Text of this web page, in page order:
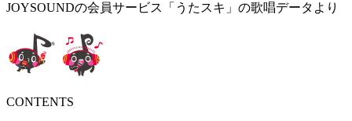
JOYSOUNDの会員サービス「うたスキ」の歌唱データより
CONTENTS